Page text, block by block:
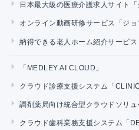
日本最大級の医療介護求人サイト「
オンライン動画研修サービス「ジョ
納得できる老人ホーム紹介サービス
「MEDLEY AI CLOUD」
クラウド診療支援システム「
調剤薬局向け統合型クラウドソリュ
クラウド歯科業務支援システム「